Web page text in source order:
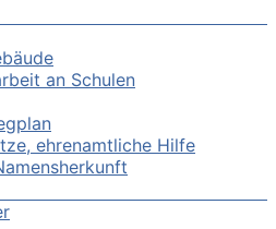
an Schulen
ehrenamtliche Hilfe